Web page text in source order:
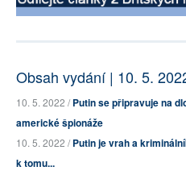
Obsah vydání | 10. 5.
10. 5. 2022 /Putin se připravuje na
americké špionáže
10. 5. 2022 /Putin je vrah a
k tomu...